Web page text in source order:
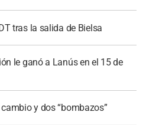
tras la salida de Bielsa
le ganó a Lanús en el 15 de
y dos “bombazos”